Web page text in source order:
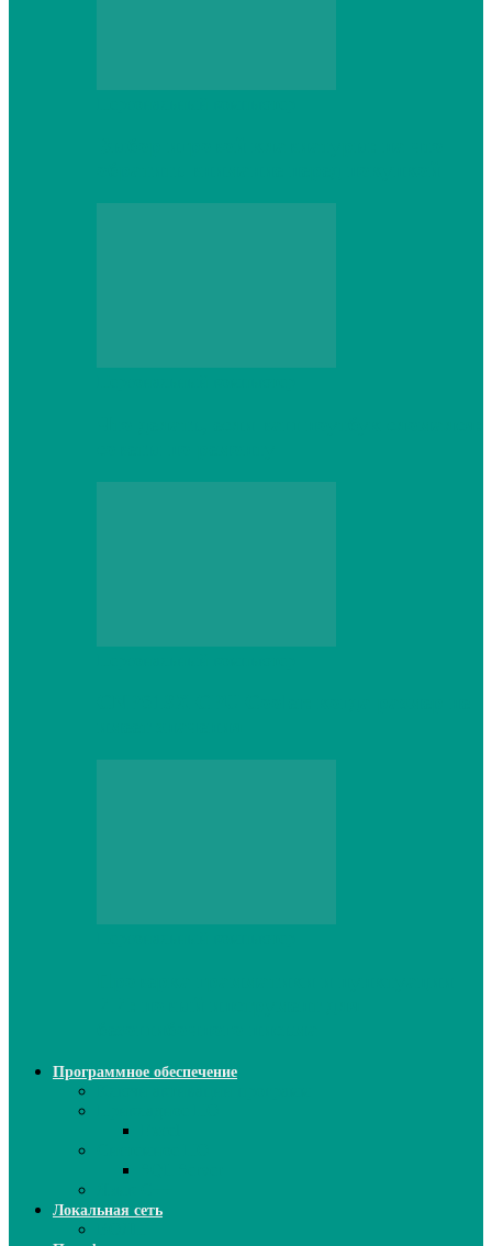
Программное обеспечение
Локальная сеть